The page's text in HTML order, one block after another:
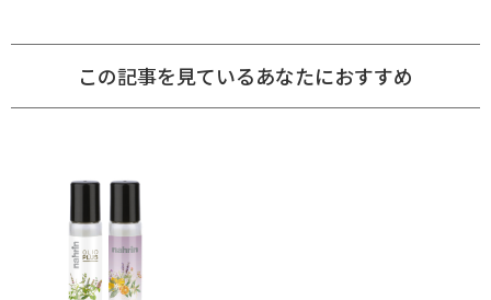
この記事を見ているあなたにおすすめ